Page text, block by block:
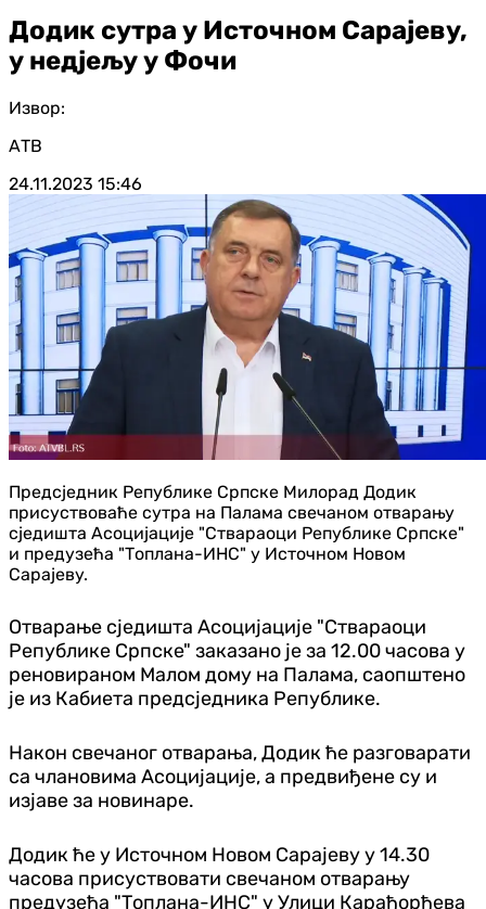
Додик сутра у Источном Сарајеву,
у недјељу у Фочи
Извор:
АТВ
24.11.2023 15:46
Предсједник Републике Српске Милорад Додик
присуствоваће сутра на Палама свечаном отварању
сједишта Асоцијације "Ствараоци Републике Српске"
и предузећа "Топлана-ИНС" у Источном Новом
Сарајеву.
Отварање сједишта Асоцијације "Ствараоци
Републике Српске" заказано је за 12.00 часова у
реновираном Малом дому на Палама, саопштено
је из Кабиета предсједника Републике.
Након свечаног отварања, Додик ће разговарати
са члановима Асоцијације, а предвиђене су и
изјаве за новинаре.
Додик ће у Источном Новом Сарајеву у 14.30
часова присуствовати свечаном отварању
предузећа "Топлана-ИНС" у Улици Карађорђева